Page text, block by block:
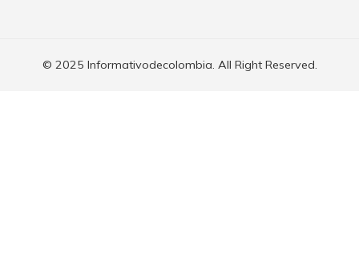
© 2025 Informativodecolombia. All Right Reserved.